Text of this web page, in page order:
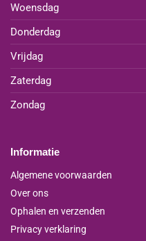
Woensdag
Donderdag
Vrijdag
Zaterdag
Zondag
Informatie
Algemene voorwaarden
Over ons
Ophalen en verzenden
Privacy verklaring